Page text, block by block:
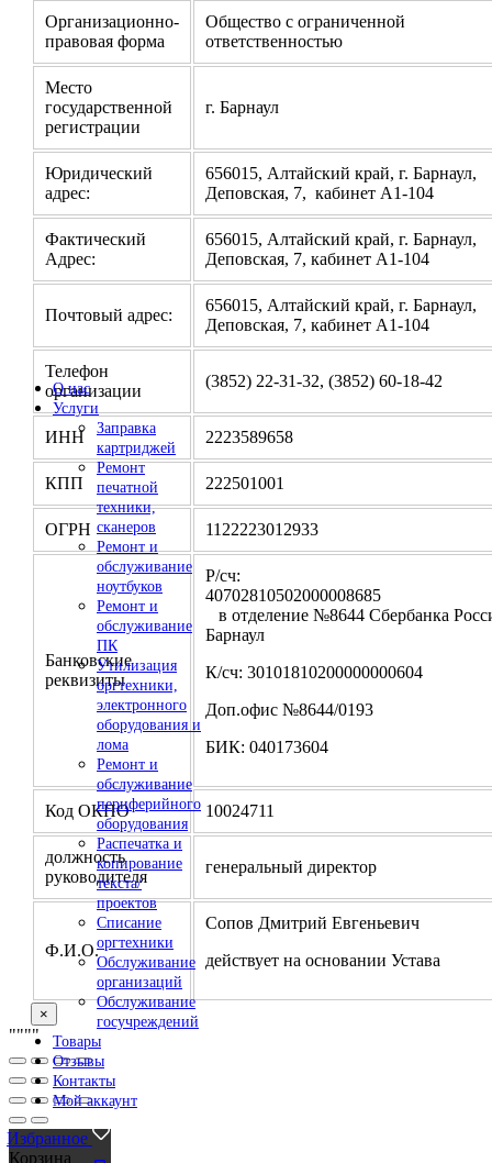
О нас
Услуги
Заправка
картриджей
Ремонт
печатной
техники,
сканеров
Ремонт и
обслуживание
ноутбуков
Ремонт и
обслуживание
ПК
Утилизация
оргтехники,
электронного
оборудования и
лома
Ремонт и
обслуживание
периферийного
оборудования
Распечатка и
копирование
текста/
проектов
Списание
оргтехники
Обслуживание
организаций
Обслуживание
госучреждений
Товары
Отзывы
Контакты
Мой аккаунт
Организационно-
правовая форма
Общество с ограниченной
ответственностью
Место
государственной
регистрации
г. Барнаул
Юридический
адрес:
656015, Алтайский край, г. Барнаул,
Деповская, 7, кабинет А1-104
Фактический
Адрес:
656015, Алтайский край, г. Барнаул,
Деповская, 7, кабинет А1-104
Почтовый адрес:
656015, Алтайский край, г. Барнаул,
Деповская, 7, кабинет А1-104
Телефон
организации
(3852) 22-31-32, (3852) 60-18-42
ИНН 2223589658
КПП 222501001
ОГРН 1122223012933
Банковские
реквизиты
Р/сч:
в отделение №8644 Сбербанка
Барнаул
К/сч: 30101810200000000604
Доп.офис №8644/0193
БИК: 040173604
Код ОКПО 10024711
должность
руководителя
генеральный директор
Ф.И.О.
Сопов Дмитрий Евгеньевич
действует на основании Устава
×
""""